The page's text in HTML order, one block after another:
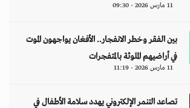
11 مارس 2026 - 09:30
بين الفقر وخطر الانفجار.. الأفغان يواجهون الموت
في أراضيهم الملوثة بالمتفجرات
11 مارس 2026 - 11:19
تصاعد التنمر الإلكتروني يهدد سلامة الأطفال في